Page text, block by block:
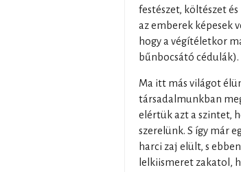
festészet, költészet
az emberek képesek
hogy a végítéletkor
bűnbocsátó cédulák).
Ma itt más világot
társadalmunkban
elértük azt a szintet,
szerelünk. S így már
harci zaj elült, s
lelkiismeret zakatol,